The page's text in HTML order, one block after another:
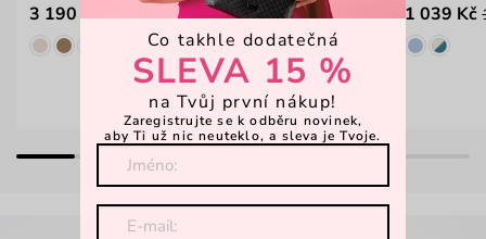
3 190 Kč 1 039 Kč
Co takhle dodatečná
SLEVA 15 %
na Tvůj první nákup!
Zaregistrujte se k odběru novinek,
aby Ti už nic neuteklo, a sleva je Tvoje.